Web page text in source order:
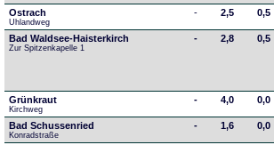
Ostrach
Uhlandweg
- 2,5 0,5
Bad Waldsee-Haisterkirch
Zur Spitzenkapelle 1
- 2,8 0,5
Grünkraut
Kirchweg
- 4,0 0,0
Bad Schussenried
Konradstraße
- 1,6 0,0